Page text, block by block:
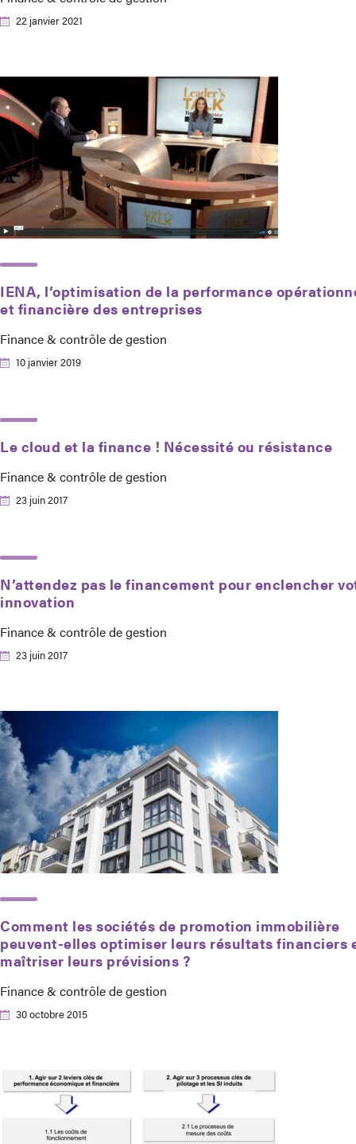
22 janvier 2021
IENA, l’optimisation de la performance
et financière des entreprises
Finance & contrôle de gestion
10 janvier 2019
Le cloud et la finance ! Nécessité ou résistance
Finance & contrôle de gestion
23 juin 2017
N’attendez pas le financement pour enclencher
innovation
Finance & contrôle de gestion
23 juin 2017
Comment les sociétés de promotion immobilière
peuvent-elles optimiser leurs résultats financiers
maîtriser leurs prévisions ?
Finance & contrôle de gestion
30 octobre 2015